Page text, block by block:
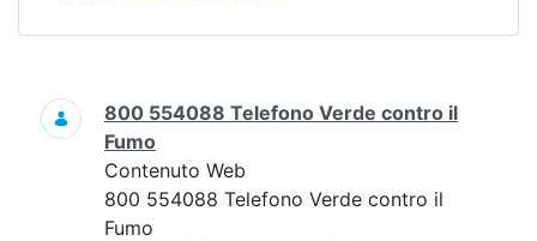
Ricerca
800 554088 Telefono Verde contro il
Fumo
Contenuto Web
800 554088 Telefono Verde contro il
Fumo